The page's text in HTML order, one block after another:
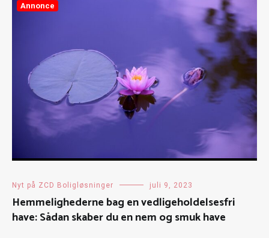
Annonce
Nyt på ZCD Boligløsninger juli 9, 2023
Hemmelighederne bag en vedligeholdelsesfri
have: Sådan skaber du en nem og smuk have